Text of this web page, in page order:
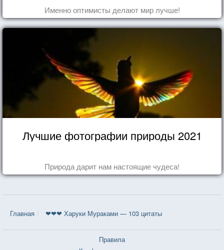
Именно оптимисты делают мир лучше!
Лучшие фотографии природы 2021
Природа дарит нам настоящие чудеса!
Главная ❤❤❤ Харуки Мураками — 103 цитаты
Правила